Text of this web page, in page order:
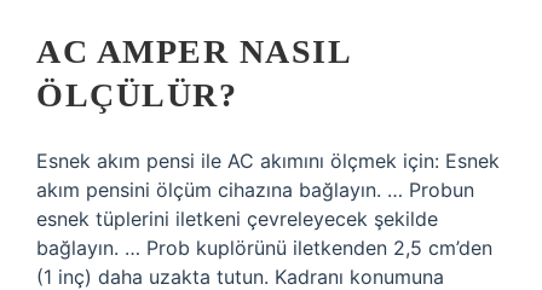
AC AMPER NASIL
ÖLÇÜLÜR?
Esnek akım pensi ile AC akımını ölçmek için: Esnek
akım pensini ölçüm cihazına bağlayın. … Probun
esnek tüplerini iletkeni çevreleyecek şekilde
bağlayın. … Prob kuplörünü iletkenden 2,5 cm’den
(1 inç) daha uzakta tutun. Kadranı konumuna